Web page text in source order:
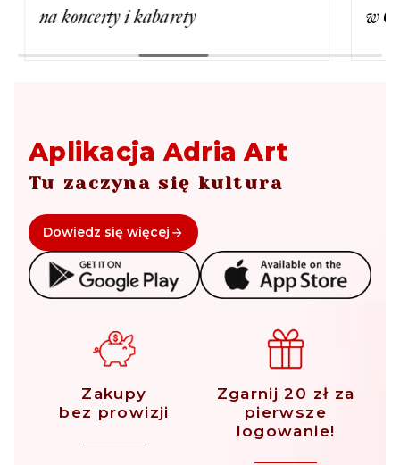
na koncerty i kabarety
w
Aplikacja Adria Art
Tu zaczyna się kultura
Dowiedz się więcej
Zakupy
bez prowizji
Zgarnij 20 zł za
pierwsze
logowanie!